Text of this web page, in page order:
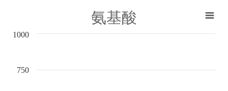
氨基酸
750
1000